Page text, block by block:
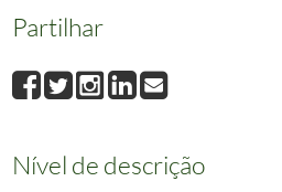
Partilhar
Nível de descrição